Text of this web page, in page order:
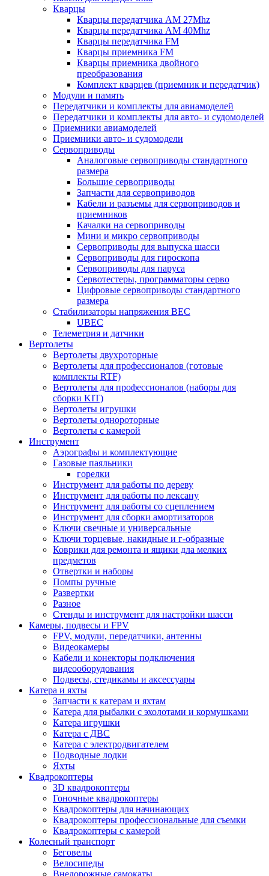
Кварцы
Кварцы передатчика AM 27Mhz
Кварцы передатчика AM 40Mhz
Кварцы передатчика FM
Кварцы приемника FM
Кварцы приемника двойного
преобразования
Комплект кварцев (приемник и передатчик)
Модули и память
Передатчики и комплекты для авиамоделей
Передатчики и комплекты для авто- и судомоделей
Приемники авиамоделей
Приемники авто- и судомодели
Сервоприводы
Аналоговые сервоприводы стандартного
размера
Большие сервоприводы
Запчасти для сервоприводов
Кабели и разъемы для сервоприводов и
приемников
Качалки на сервоприводы
Мини и микро сервоприводы
Сервоприводы для выпуска шасси
Сервоприводы для гироскопа
Сервоприводы для паруса
Сервотестеры, программаторы серво
Цифровые сервоприводы стандартного
размера
Стабилизаторы напряжения BEC
UBEC
Телеметрия и датчики
Вертолеты
Вертолеты двухроторные
Вертолеты для профессионалов (готовые
комплекты RTF)
Вертолеты для профессионалов (наборы для
сборки KIT)
Вертолеты игрушки
Вертолеты однороторные
Вертолеты с камерой
Инструмент
Аэрографы и комплектующие
Газовые паяльники
горелки
Инструмент для работы по дереву
Инструмент для работы по лексану
Инструмент для работы со сцеплением
Инструмент для сборки амортизаторов
Ключи свечные и универсальные
Ключи торцевые, накидные и г-образные
Коврики для ремонта и ящики дла мелких
предметов
Отвертки и наборы
Помпы ручные
Развертки
Разное
Стенды и инструмент для настройки шасси
Камеры, подвесы и FPV
FPV, модули, передатчики, антенны
Видеокамеры
Кабели и конекторы подключения
видеооборудования
Подвесы, стедикамы и аксессуары
Катера и яхты
Запчасти к катерам и яхтам
Катера для рыбалки с эхолотами и кормушками
Катера игрушки
Катера с ДВС
Катера с электродвигателем
Подводные лодки
Яхты
Квадрокоптеры
3D квадрокоптеры
Гоночные квадрокоптеры
Квадрокоптеры для начинающих
Квадрокоптеры профессиональные для съемки
Квадрокоптеры с камерой
Колесный транспорт
Беговелы
Велосипеды
Внедорожные самокаты